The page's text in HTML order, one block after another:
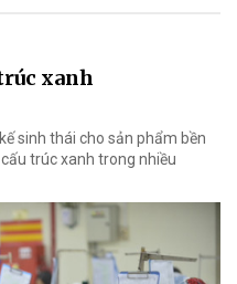
xanh
sinh thái cho sản phẩm bền
trúc xanh trong nhiều